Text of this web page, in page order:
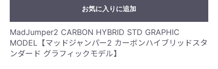
お気に入りに追加
MadJumper2 CARBON HYBRID STD GRAPHIC
MODEL【マッドジャンパー2 カーボンハイブリッドスタ
ンダード グラフィックモデル】